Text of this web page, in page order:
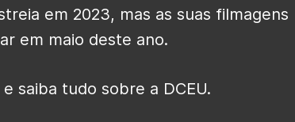
em 2023, mas as suas filmagens
em maio deste ano.
e saiba tudo sobre a DCEU.